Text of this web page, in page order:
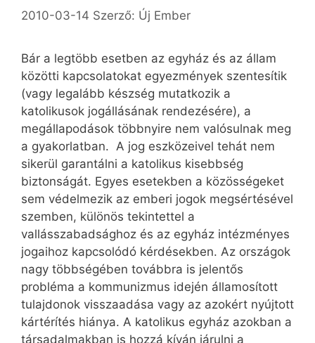
2010-03-14 Szerző: Új Ember
Bár a legtöbb esetben az egyház és az állam
közötti kapcsolatokat egyezmények szentesítik
(vagy legalább készség mutatkozik a
katolikusok jogállásának rendezésére), a
megállapodások többnyire nem valósulnak meg
a gyakorlatban. A jog eszközeivel tehát nem
sikerül garantálni a katolikus kisebbség
biztonságát. Egyes esetekben a közösségeket
sem védelmezik az emberi jogok megsértésével
szemben, különös tekintettel a
vallásszabadsághoz és az egyház intézményes
jogaihoz kapcsolódó kérdésekben. Az országok
nagy többségében továbbra is jelentős
probléma a kommunizmus idején államosított
tulajdonok visszaadása vagy az azokért nyújtott
kártérítés hiánya. A katolikus egyház azokban a
társadalmakban is hozzá kíván járulni a